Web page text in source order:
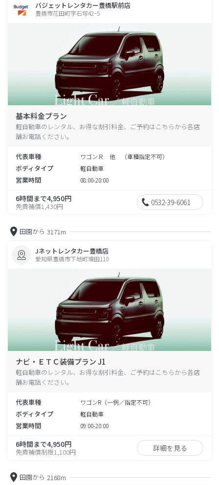
バジェットレンタカー豊橋駅前店
豊橋市花田町字石塚42−5
基本料金プラン
軽自動車のレンタル、お得な割引料金、ご予約はこちらから各店
舗お電話ください。
代表車種 ワゴンＲ 他 （車種指定不可）
ボディタイプ 軽自動車
営業時間 08:00-20:00
6時間まで4,950円
免責補償1,430円 0532-39-6061
田園から 3171m
Jネットレンタカー豊橋店
愛知県豊橋市下地町境田110
ナビ・ＥＴＣ装備プラン J1
軽自動車のレンタル、お得な割引料金、ご予約はこちらから各店
舗お電話ください。
代表車種 ワゴンR（一例／指定不可）
ボディタイプ 軽自動車
営業時間 09:00-20:00
6時間まで4,950円
免責補償制度1,100円 詳細を見る
田園から 2168m